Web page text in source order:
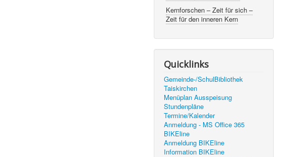
Kernforschen – Zeit für sich –
Zeit für den inneren Kern
Quicklinks
Gemeinde-/SchulBibliothek
Taiskirchen
Menüplan Ausspeisung
Stundenpläne
Termine/Kalender
Anmeldung - MS Office 365
BIKEline
Anmeldung BIKEline
Information BIKEline